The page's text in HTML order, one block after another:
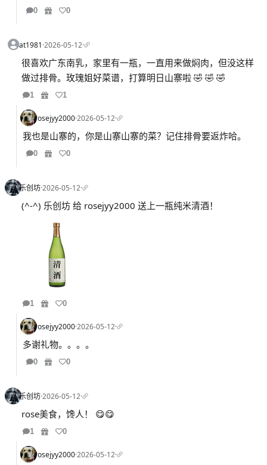
0 0
at1981·2026-05-12·
很喜欢广东南乳，家里有一瓶，一直用来做焖肉，但没这样
做过排骨。玫瑰姐好菜谱，打算明日山寨啦 🤣 🤣 🤣
1 1
rosejyy2000·2026-05-12·
我也是山寨的，你是山寨山寨的菜？记住排骨要返炸哈。
0 0
乐创坊·2026-05-12·
(^-^) 乐创坊 给 rosejyy2000 送上一瓶纯米清酒！
1 0
rosejyy2000·2026-05-12·
多谢礼物。。。。
0 0
乐创坊·2026-05-12·
rose美食，馋人！ 😋😋
1 0
rosejyy2000·2026-05-12·